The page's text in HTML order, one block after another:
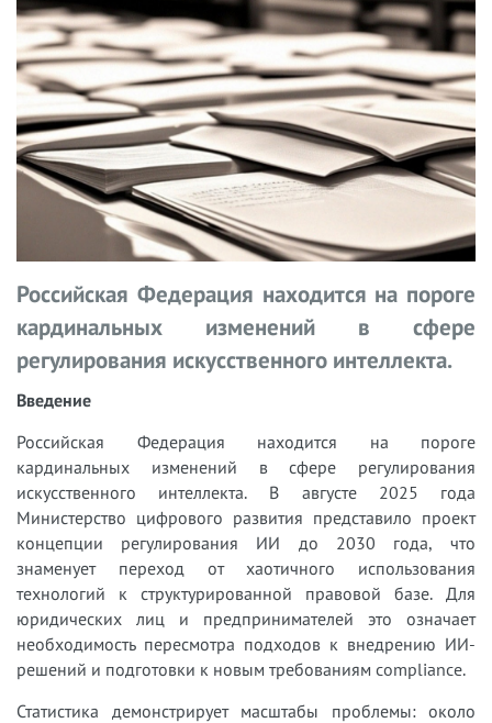
Российская Федерация находится на пороге
кардинальных изменений в сфере
регулирования искусственного интеллекта.
Введение
Российская Федерация находится на пороге
кардинальных изменений в сфере регулирования
искусственного интеллекта. В августе 2025 года
Министерство цифрового развития представило проект
концепции регулирования ИИ до 2030 года, что
знаменует переход от хаотичного использования
технологий к структурированной правовой базе. Для
юридических лиц и предпринимателей это означает
необходимость пересмотра подходов к внедрению ИИ-
решений и подготовки к новым требованиям compliance.
Статистика демонстрирует масштабы проблемы: около